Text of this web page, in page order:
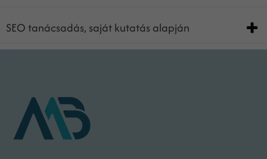
SEO tanácsadás, saját kutatás alapján